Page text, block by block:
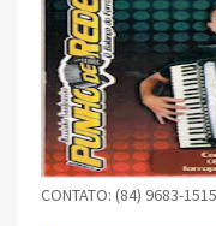
CONTATO: (84) 9683-1515